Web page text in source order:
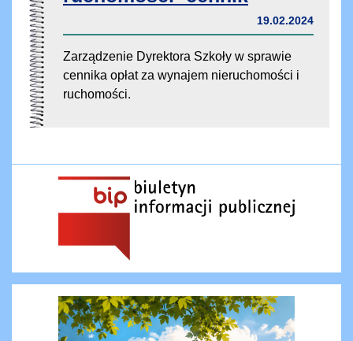
19.02.2024
Zarządzenie Dyrektora Szkoły w sprawie
cennika opłat za wynajem nieruchomości i
ruchomości.